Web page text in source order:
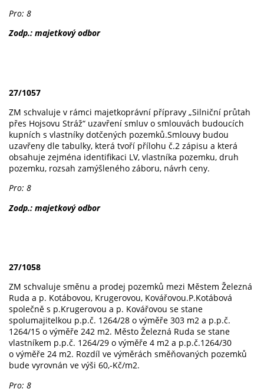
Pro: 8
Zodp.: majetkový odbor
27/1057
ZM schvaluje v rámci majetkoprávní přípravy „Silniční průtah
přes Hojsovu Stráž“ uzavření smluv o smlouvách budoucích
kupních s vlastníky dotčených pozemků.Smlouvy budou
uzavřeny dle tabulky, která tvoří přílohu č.2 zápisu a která
obsahuje zejména identifikaci LV, vlastníka pozemku, druh
pozemku, rozsah zamýšleného záboru, návrh ceny.
Pro: 8
Zodp.: majetkový odbor
27/1058
ZM schvaluje směnu a prodej pozemků mezi Městem Železná
Ruda a p. Kotábovou, Krugerovou, Kovářovou.P.Kotábová
společně s p.Krugerovou a p. Kovářovou se stane
spolumajitelkou p.p.č. 1264/28 o výměře 303 m2 a p.p.č.
1264/15 o výměře 242 m2. Město Železná Ruda se stane
vlastníkem p.p.č. 1264/29 o výměře 4 m2 a p.p.č.1264/30
o výměře 24 m2. Rozdíl ve výměrách směňovaných pozemků
bude vyrovnán ve výši 60,-Kč/m2.
Pro: 8